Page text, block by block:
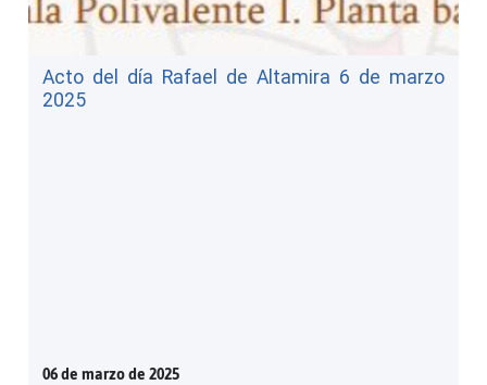
Acto del día Rafael de Altamira 6 de marzo
2025
06 de marzo de 2025